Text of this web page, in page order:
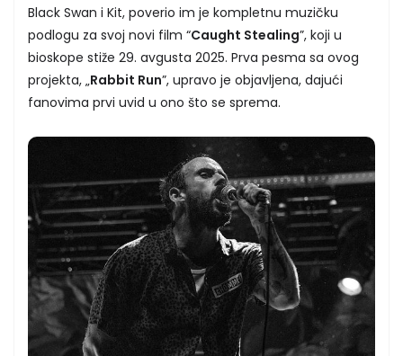
Black Swan i Kit, poverio im je kompletnu muzičku
podlogu za svoj novi film “Caught Stealing”, koji u
bioskope stiže 29. avgusta 2025. Prva pesma sa ovog
projekta, „Rabbit Run”, upravo je objavljena, dajući
fanovima prvi uvid u ono što se sprema.